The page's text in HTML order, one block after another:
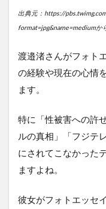
出典元：https://
format=jpg&name=mediumか
渡邉渚さんがフォト
の経験や現在の心情
ます。
特に「性被害への許
ルの真相」「フジテ
にされてこなかった
ますよね。
彼女がフォトエッセ